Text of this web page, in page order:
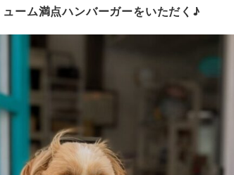
ーム満点ハンバーガーをいただく♪